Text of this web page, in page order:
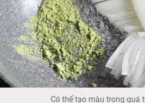
Có thể tạo màu trong quá